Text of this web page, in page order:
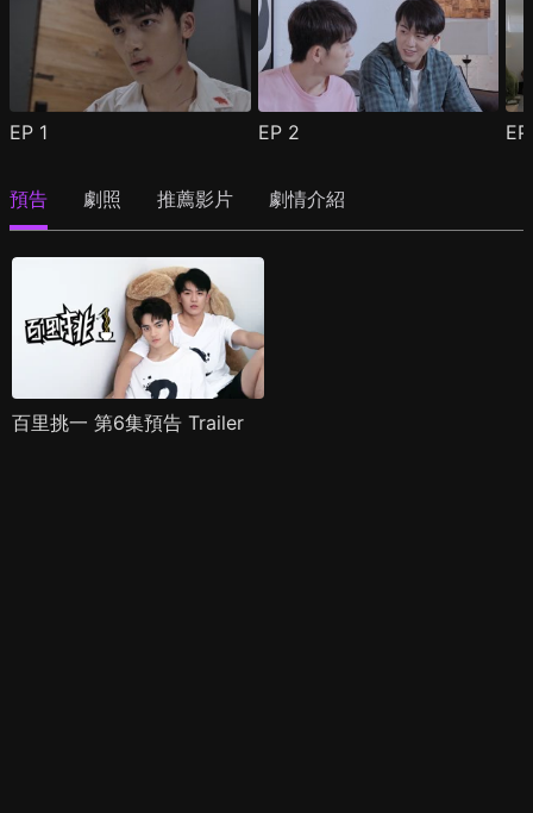
EP 1 EP 2
預告 劇照 推薦影片 劇情介紹
百里挑一 第6集預告 Trailer